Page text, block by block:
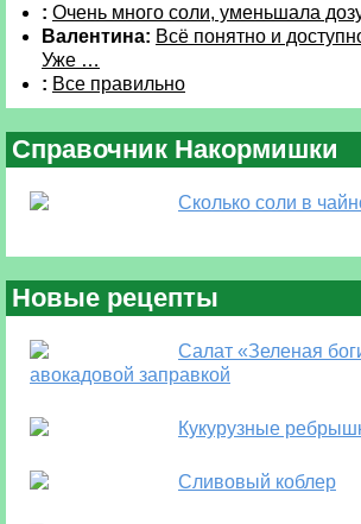
: Очень много соли, уменьшала
Валентина: Всё понятно и
Уже …
: Все правильно
Справочник Накормишки
Сколько соли в
Новые рецепты
Салат «Зеленая
авокадовой заправкой
Кукурузные
Сливовый коблер